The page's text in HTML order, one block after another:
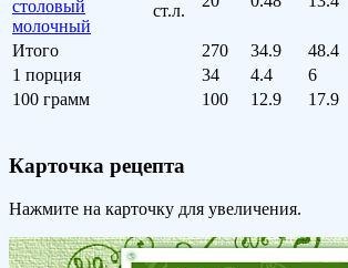
столовый
молочный
ст.л.
Итого 270 34.9 48.4
1 порция
34 4.4 6
100 грамм
100 12.9 17.9
Карточка рецепта
Нажмите на карточку для увеличения.